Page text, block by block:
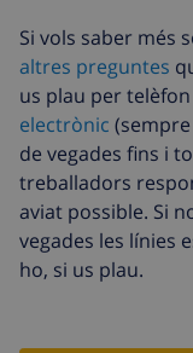
Si vols saber més
altres preguntes
us plau per telèfon
electrònic
de vegades fins i
treballadors
aviat possible. Si
vegades les línies
ho, si us plau.